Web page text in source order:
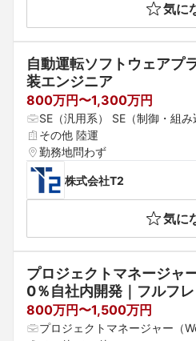
気に
自動運転ソフトウェアプ
装エンジニア
800万円〜1,300万円
SE（汎用系） SE（制御・組
ージャー（制御・組み込み系）
その他 陸運
勤務地問わず
株式会社T2
気に
プロジェクトマネージャ
0％自社内開発｜フルフ
可｜日本を代表する大企
も手掛ける“少数精鋭”の
800万円〜1,500万円
プロジェクトマネージャー（